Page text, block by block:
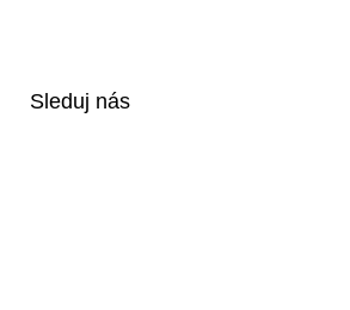
Sleduj nás